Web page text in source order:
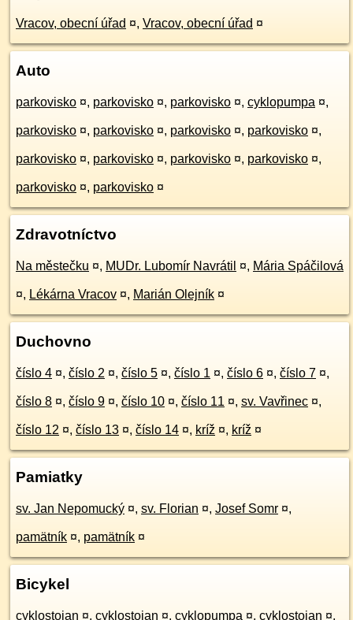
Vracov, obecní úřad ¤, Vracov, obecní úřad ¤
Auto
parkovisko ¤, parkovisko ¤, parkovisko ¤, cyklopumpa ¤,
parkovisko ¤, parkovisko ¤, parkovisko ¤, parkovisko ¤,
parkovisko ¤, parkovisko ¤, parkovisko ¤, parkovisko ¤,
parkovisko ¤, parkovisko ¤
Zdravotníctvo
Na městečku ¤, MUDr. Lubomír Navrátil ¤, Mária Spáčilová
¤, Lékárna Vracov ¤, Marián Olejník ¤
Duchovno
číslo 4 ¤, číslo 2 ¤, číslo 5 ¤, číslo 1 ¤, číslo 6 ¤, číslo 7 ¤,
číslo 8 ¤, číslo 9 ¤, číslo 10 ¤, číslo 11 ¤, sv. Vavřinec ¤,
číslo 12 ¤, číslo 13 ¤, číslo 14 ¤, kríž ¤, kríž ¤
Pamiatky
sv. Jan Nepomucký ¤, sv. Florian ¤, Josef Somr ¤,
pamätník ¤, pamätník ¤
Bicykel
cyklostojan ¤, cyklostojan ¤, cyklopumpa ¤, cyklostojan ¤,